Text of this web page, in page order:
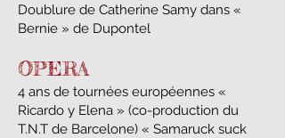
Doublure de Catherine Samy dans «
Bernie » de Dupontel
OPERA
4 ans de tournées européennes «
Ricardo y Elena » (co-production du
T.N.T de Barcelone) « Samaruck suck